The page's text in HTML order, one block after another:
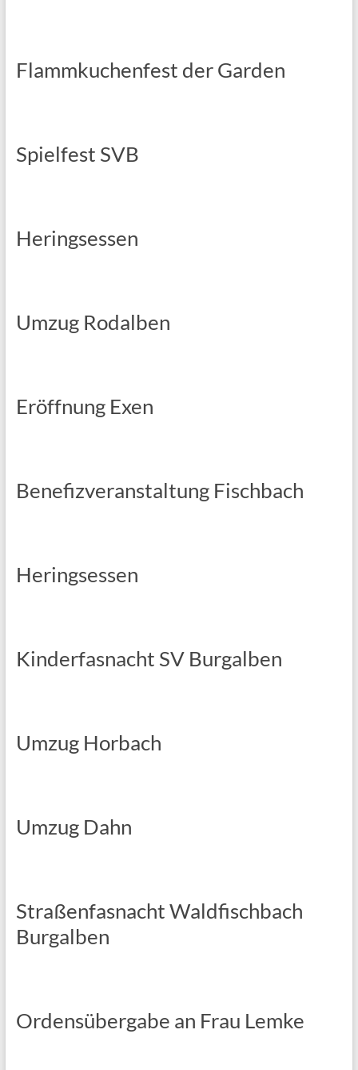
Flammkuchenfest der Garden
Spielfest SVB
Heringsessen
Umzug Rodalben
Eröffnung Exen
Benefizveranstaltung Fischbach
Heringsessen
Kinderfasnacht SV Burgalben
Umzug Horbach
Umzug Dahn
Straßenfasnacht Waldfischbach
Burgalben
Ordensübergabe an Frau Lemke